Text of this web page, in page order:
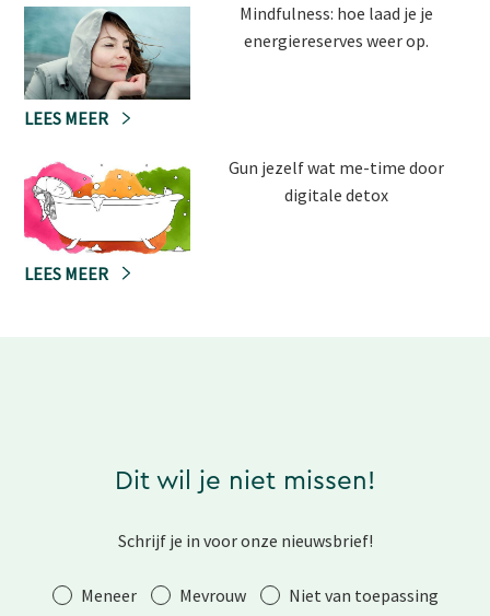
Mindfulness: hoe laad je je
energiereserves weer op.
LEES MEER
Gun jezelf wat me-time door
digitale detox
LEES MEER
Dit wil je niet missen!
Schrijf je in voor onze nieuwsbrief!
AanhefMeneer Mevrouw Niet van toepassing